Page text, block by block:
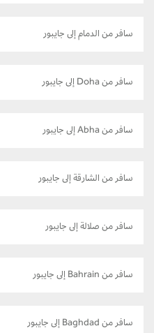
سافر من الدمام إلى جايبور
سافر من Doha إلى جايبور
سافر من Abha إلى جايبور
سافر من الشارقة إلى جايبور
سافر من صلالة إلى جايبور
سافر من Bahrain إلى جايبور
سافر من Baghdad إلى جايبور